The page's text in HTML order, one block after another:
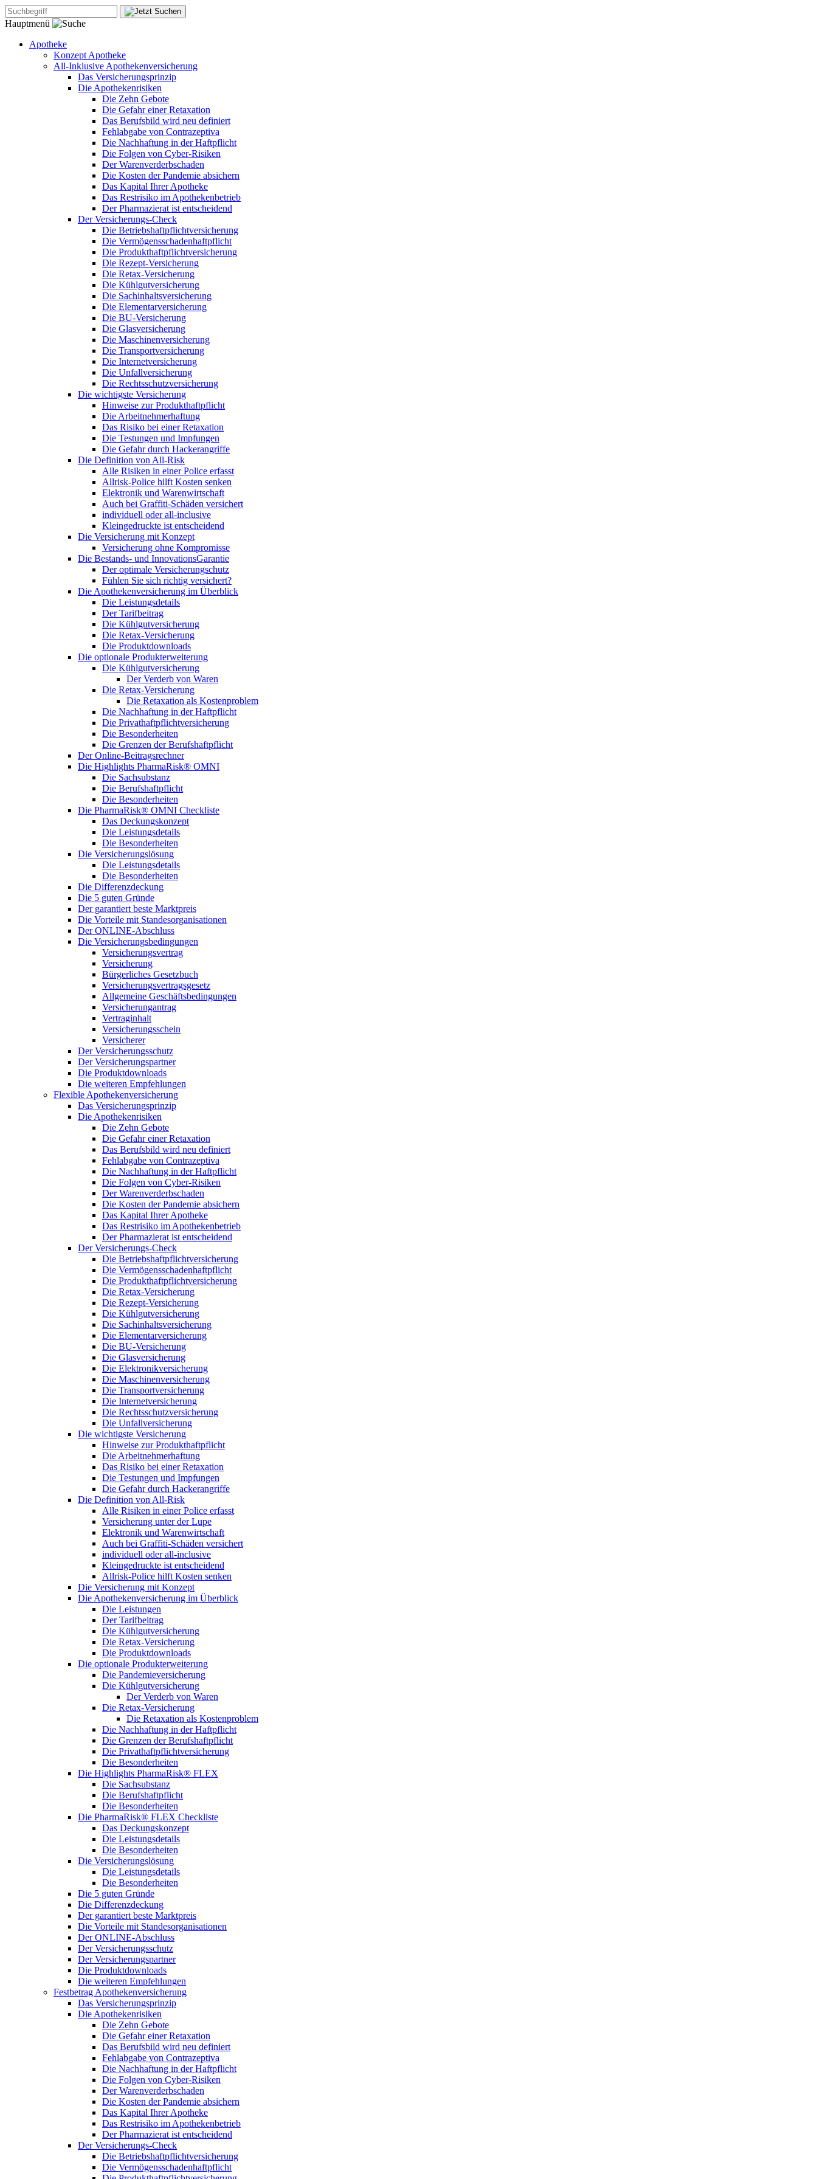
Hauptmenü
Apotheke
Konzept Apotheke
All-Inklusive Apothekenversicherung
Das Versicherungsprinzip
Die Apothekenrisiken
Die Zehn Gebote
Die Gefahr einer Retaxation
Das Berufsbild wird neu definiert
Fehlabgabe von Contrazeptiva
Die Nachhaftung in der Haftpflicht
Die Folgen von Cyber-Risiken
Der Warenverderbschaden
Die Kosten der Pandemie absichern
Das Kapital Ihrer Apotheke
Das Restrisiko im Apothekenbetrieb
Der Pharmazierat ist entscheidend
Der Versicherungs-Check
Die Betriebshaftpflichtversicherung
Die Vermögensschadenhaftpflicht
Die Produkthaftpflichtversicherung
Die Rezept-Versicherung
Die Retax-Versicherung
Die Kühlgutversicherung
Die Sachinhaltsversicherung
Die Elementarversicherung
Die BU-Versicherung
Die Glasversicherung
Die Maschinenversicherung
Die Transportversicherung
Die Internetversicherung
Die Unfallversicherung
Die Rechtsschutzversicherung
Die wichtigste Versicherung
Hinweise zur Produkthaftpflicht
Die Arbeitnehmerhaftung
Das Risiko bei einer Retaxation
Die Testungen und Impfungen
Die Gefahr durch Hackerangriffe
Die Definition von All-Risk
Alle Risiken in einer Police erfasst
Allrisk-Police hilft Kosten senken
Elektronik und Warenwirtschaft
Auch bei Graffiti-Schäden versichert
individuell oder all-inclusive
Kleingedruckte ist entscheidend
Die Versicherung mit Konzept
Versicherung ohne Kompromisse
Die Bestands- und InnovationsGarantie
Der optimale Versicherungschutz
Fühlen Sie sich richtig versichert?
Die Apothekenversicherung im Überblick
Die Leistungsdetails
Der Tarifbeitrag
Die Kühlgutversicherung
Die Retax-Versicherung
Die Produktdownloads
Die optionale Produkterweiterung
Die Kühlgutversicherung
Der Verderb von Waren
Die Retax-Versicherung
Die Retaxation als Kostenproblem
Die Nachhaftung in der Haftpflicht
Die Privathaftpflichtversicherung
Die Besonderheiten
Die Grenzen der Berufshaftpflicht
Der Online-Beitragsrechner
Die Highlights PharmaRisk® OMNI
Die Sachsubstanz
Die Berufshaftpflicht
Die Besonderheiten
Die PharmaRisk® OMNI Checkliste
Das Deckungskonzept
Die Leistungsdetails
Die Besonderheiten
Die Versicherungslösung
Die Leistungsdetails
Die Besonderheiten
Die Differenzdeckung
Die 5 guten Gründe
Der garantiert beste Marktpreis
Die Vorteile mit Standesorganisationen
Der ONLINE-Abschluss
Die Versicherungsbedingungen
Versicherungsvertrag
Versicherung
Bürgerliches Gesetzbuch
Versicherungsvertragsgesetz
Allgemeine Geschäftsbedingungen
Versicherungantrag
Vertraginhalt
Versicherungsschein
Versicherer
Der Versicherungsschutz
Der Versicherungspartner
Die Produktdownloads
Die weiteren Empfehlungen
Flexible Apothekenversicherung
Das Versicherungsprinzip
Die Apothekenrisiken
Die Zehn Gebote
Die Gefahr einer Retaxation
Das Berufsbild wird neu definiert
Fehlabgabe von Contrazeptiva
Die Nachhaftung in der Haftpflicht
Die Folgen von Cyber-Risiken
Der Warenverderbschaden
Die Kosten der Pandemie absichern
Das Kapital Ihrer Apotheke
Das Restrisiko im Apothekenbetrieb
Der Pharmazierat ist entscheidend
Der Versicherungs-Check
Die Betriebshaftpflichtversicherung
Die Vermögensschadenhaftpflicht
Die Produkthaftpflichtversicherung
Die Retax-Versicherung
Die Rezept-Versicherung
Die Kühlgutversicherung
Die Sachinhaltsversicherung
Die Elementarversicherung
Die BU-Versicherung
Die Glasversicherung
Die Elektronikversicherung
Die Maschinenversicherung
Die Transportversicherung
Die Internetversicherung
Die Rechtsschutzversicherung
Die Unfallversicherung
Die wichtigste Versicherung
Hinweise zur Produkthaftpflicht
Die Arbeitnehmerhaftung
Das Risiko bei einer Retaxation
Die Testungen und Impfungen
Die Gefahr durch Hackerangriffe
Die Definition von All-Risk
Alle Risiken in einer Police erfasst
Versicherung unter der Lupe
Elektronik und Warenwirtschaft
Auch bei Graffiti-Schäden versichert
individuell oder all-inclusive
Kleingedruckte ist entscheidend
Allrisk-Police hilft Kosten senken
Die Versicherung mit Konzept
Die Apothekenversicherung im Überblick
Die Leistungen
Der Tarifbeitrag
Die Kühlgutversicherung
Die Retax-Versicherung
Die Produktdownloads
Die optionale Produkterweiterung
Die Pandemieversicherung
Die Kühlgutversicherung
Der Verderb von Waren
Die Retax-Versicherung
Die Retaxation als Kostenproblem
Die Nachhaftung in der Haftpflicht
Die Grenzen der Berufshaftpflicht
Die Privathaftpflichtversicherung
Die Besonderheiten
Die Highlights PharmaRisk® FLEX
Die Sachsubstanz
Die Berufshaftpflicht
Die Besonderheiten
Die PharmaRisk® FLEX Checkliste
Das Deckungskonzept
Die Leistungsdetails
Die Besonderheiten
Die Versicherungslösung
Die Leistungsdetails
Die Besonderheiten
Die 5 guten Gründe
Die Differenzdeckung
Der garantiert beste Marktpreis
Die Vorteile mit Standesorganisationen
Der ONLINE-Abschluss
Der Versicherungsschutz
Der Versicherungspartner
Die Produktdownloads
Die weiteren Empfehlungen
Festbetrag Apothekenversicherung
Das Versicherungsprinzip
Die Apothekenrisiken
Die Zehn Gebote
Die Gefahr einer Retaxation
Das Berufsbild wird neu definiert
Fehlabgabe von Contrazeptiva
Die Nachhaftung in der Haftpflicht
Die Folgen von Cyber-Risiken
Der Warenverderbschaden
Die Kosten der Pandemie absichern
Das Kapital Ihrer Apotheke
Das Restrisiko im Apothekenbetrieb
Der Pharmazierat ist entscheidend
Der Versicherungs-Check
Die Betriebshaftpflichtversicherung
Die Vermögensschadenhaftpflicht